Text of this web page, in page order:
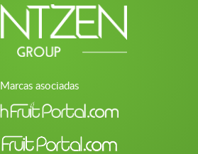
Marcas asociadas